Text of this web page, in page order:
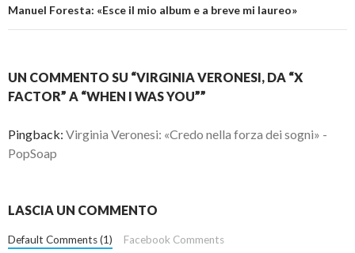
Manuel Foresta: «Esce il mio album e a breve mi laureo»
UN COMMENTO SU “VIRGINIA VERONESI, DA “X
FACTOR” A “WHEN I WAS YOU””
Pingback: Virginia Veronesi: «Credo nella forza dei sogni» -
PopSoap
LASCIA UN COMMENTO
Default Comments (1) Facebook Comments